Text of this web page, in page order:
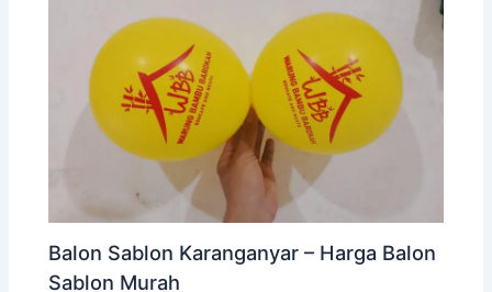
Balon Sablon Karanganyar – Harga Balon
Sablon Murah